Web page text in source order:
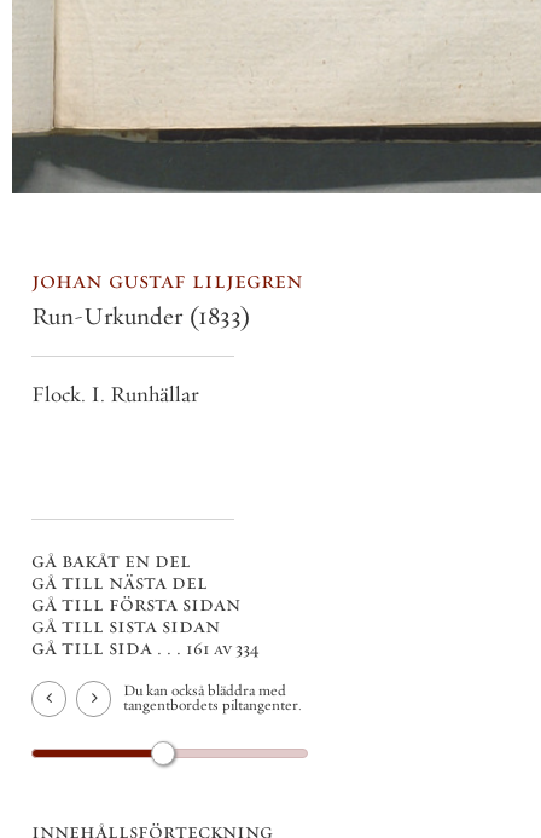
johan gustaf liljegren
Run-Urkunder (1833)
Flock. I. Runhällar
gå bakåt en del
gå till nästa del
gå till första sidan
gå till sista sidan
gå till sida . . . 161 av 334
Du kan också bläddra med
tangentbordets piltangenter.
innehållsförteckning